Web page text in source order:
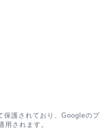
保護されており、Googleのプ
用されます。